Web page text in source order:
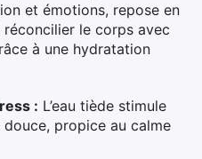
et émotions, repose en
le corps avec
à une hydratation
: L’eau tiède stimule
propice au calme